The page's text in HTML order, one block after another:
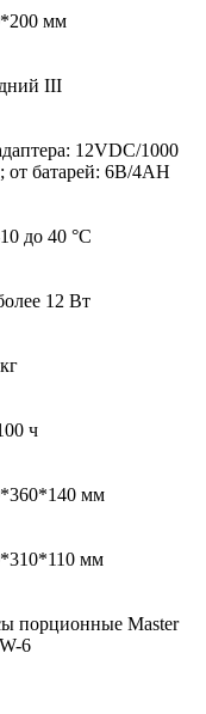
мм
III
12VDC/1000
от батарей: 6В/4AH
до 40 °С
12 Вт
ч
мм
мм
порционные Master
6